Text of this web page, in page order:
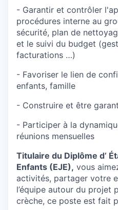
- Garantir et contrôler
procédures interne au
sécurité, plan de
et le suivi du budget
facturations …)
- Favoriser le lien de
enfants, famille
- Construire et être
- Participer à la
réunions mensuelles
Titulaire du Diplôme d’
Enfants (EJE), vous
activités, partager votre
l’équipe autour du projet
crèche, ce poste est fait